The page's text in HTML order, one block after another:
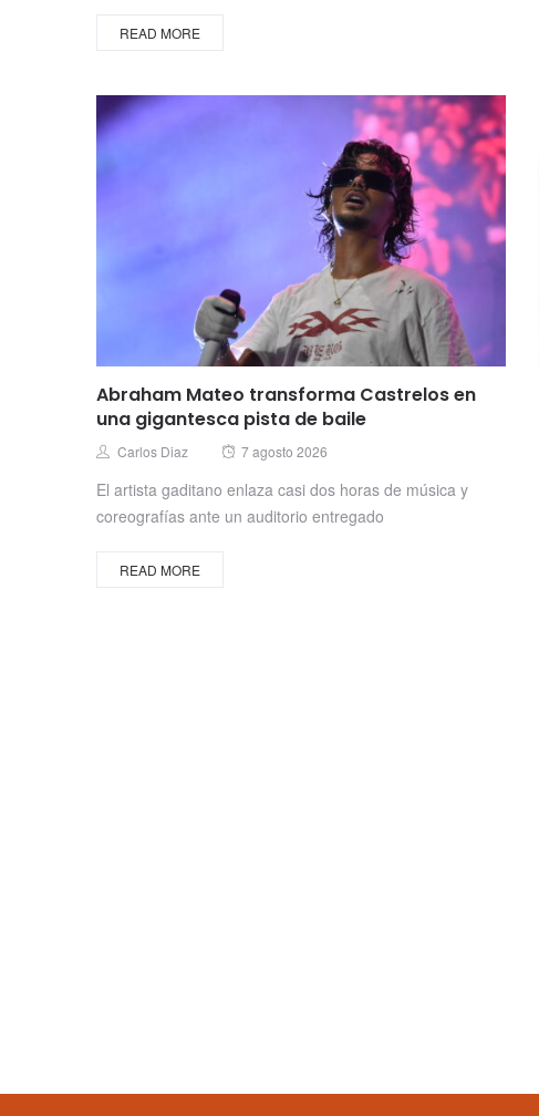
READ MORE
Abraham Mateo transforma Castrelos en
una gigantesca pista de baile
Author
Carlos Diaz
Posted
7 agosto 2026
El artista gaditano enlaza casi dos horas de música y
coreografías ante un auditorio entregado
READ MORE